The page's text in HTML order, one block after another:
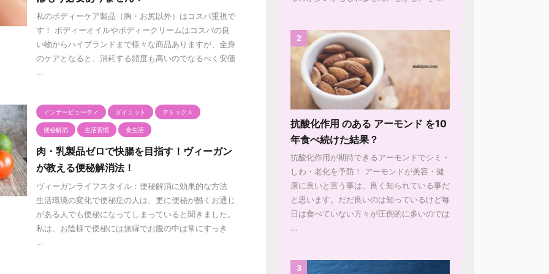
私のボディーケア製品（胸・お尻以外）はコスパ重視で
す！ ボディーオイルやボディークリームはコスパの良
い物からハイブランドまで様々な商品ありますが、全身
のケアとなると、消耗する頻度も高いのでなるべく安価
...
インナービューティ ダイエット デトックス
便秘解消 生活習慣 食生活
肉・乳製品ゼロで快腸を目指す！ヴィーガン
が教える便秘解消法！
ヴィーガンライフスタイル：便秘解消に効果的な方法
生活環境の変化で便秘症の人は、更に便秘が酷くお通じ
がある人でも便秘になってしまっていると聞きました。
私は、お陰様で便秘には無縁でお腹の中は常にすっき
...
2
抗酸化作用 のある アーモンド を10
年食べ続けた結果？
抗酸化作用が期待できるアーモンドでシミ・
しわ・老化を予防！ アーモンドが美容・健
康に良いと言う事は、良く知られている事だ
と思います。だだ良いのは知っているけど毎
日は食べていない方々が圧倒的に多いのでは
...
3